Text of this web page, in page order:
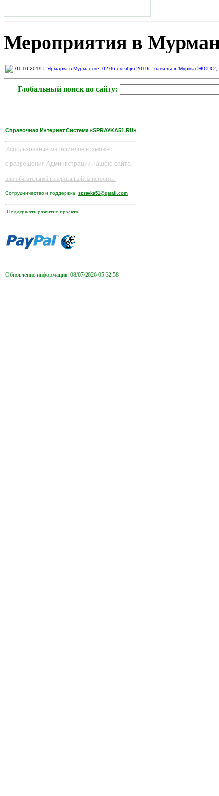
Мероприятия в
01.10.2019 | Ярмарка в Мурманске: 02-06 октября 2019г - павильон 'МурманЭКСПО',
Глобальный поиск по сайту:
Справочная Интернет Система «SPRAVKA51.RU»
Использование материалов возможно
с разрешения Администрации нашего сайта,
или обязательной гиперссылкой на источник.
Сотрудничество и поддержка: spravka51@gmail.com
Поддержать развитие проекта
Обновление информации: 08/07/2026 05:32:58